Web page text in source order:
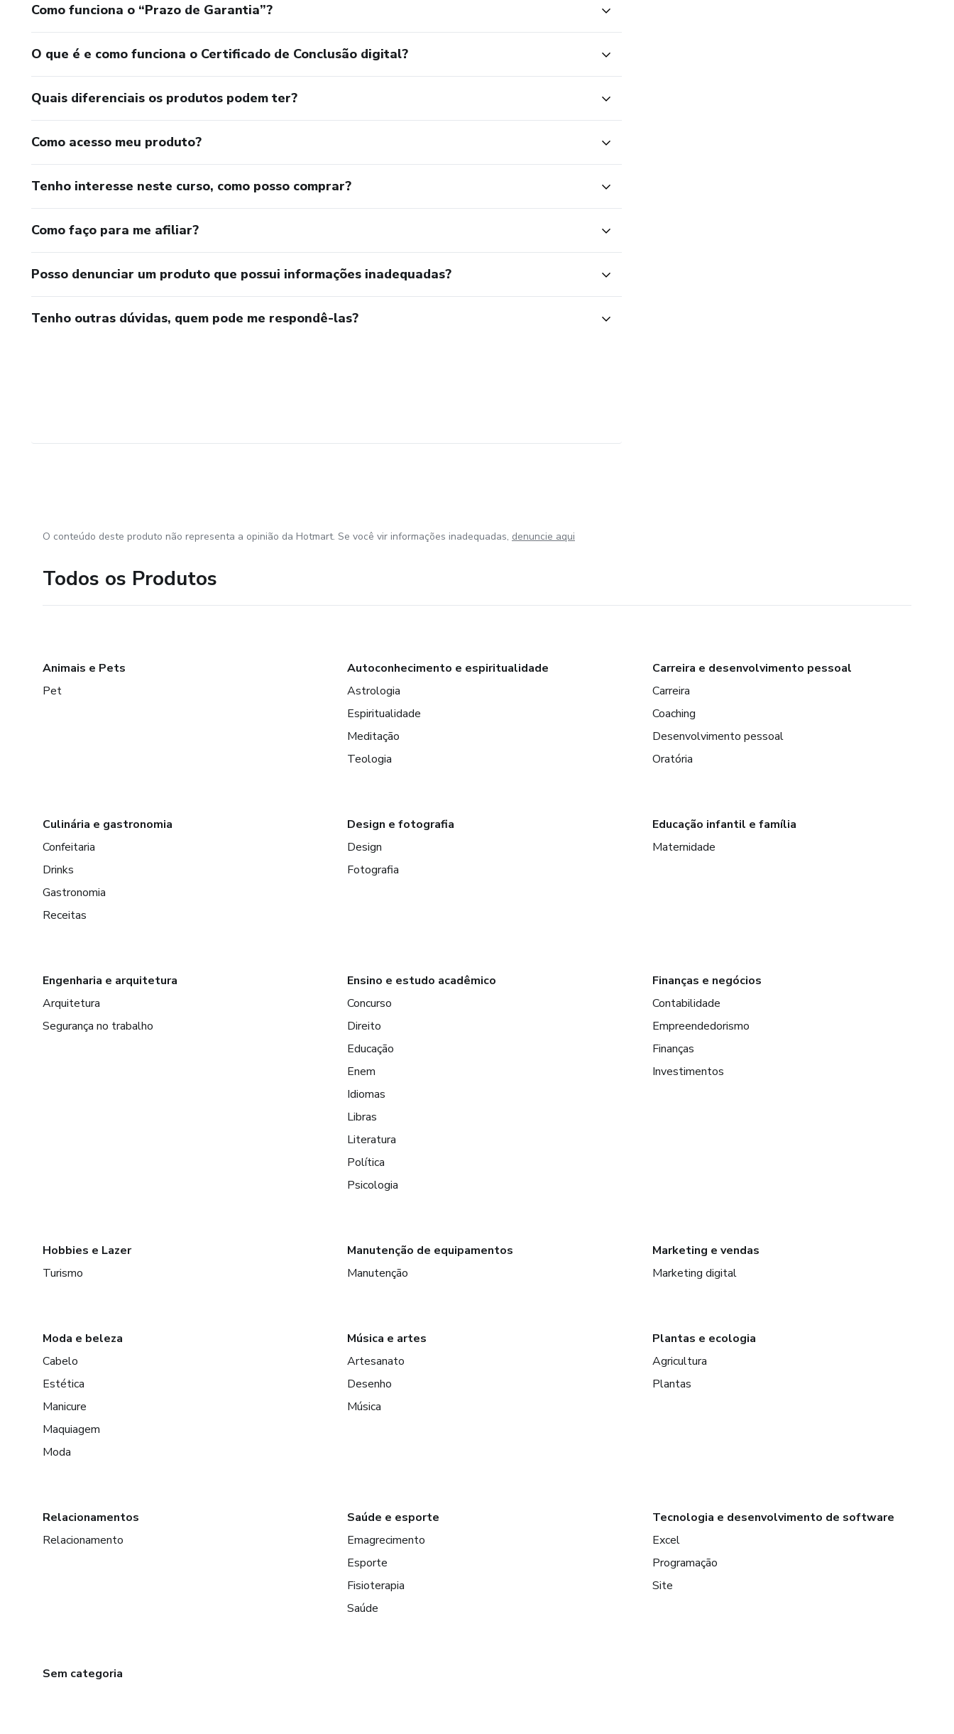
Como funciona o “Prazo de Garantia”?
O que é e como funciona o Certificado de Conclusão digital?
Quais diferenciais os produtos podem ter?
Como acesso meu produto?
Tenho interesse neste curso, como posso comprar?
Como faço para me afiliar?
Posso denunciar um produto que possui informações inadequadas?
Tenho outras dúvidas, quem pode me respondê-las?
O conteúdo deste produto não representa a opinião da Hotmart. Se você vir informações inadequadas, denuncie aqui
Todos os Produtos
Animais e Pets
Pet
Autoconhecimento e espiritualidade
Astrologia
Espiritualidade
Meditação
Teologia
Carreira e desenvolvimento pessoal
Carreira
Coaching
Desenvolvimento pessoal
Oratória
Culinária e gastronomia
Confeitaria
Drinks
Gastronomia
Receitas
Design e fotografia
Design
Fotografia
Educação infantil e família
Maternidade
Engenharia e arquitetura
Arquitetura
Segurança no trabalho
Ensino e estudo acadêmico
Concurso
Direito
Educação
Enem
Idiomas
Libras
Literatura
Política
Psicologia
Finanças e negócios
Contabilidade
Empreendedorismo
Finanças
Investimentos
Hobbies e Lazer
Turismo
Manutenção de equipamentos
Manutenção
Marketing e vendas
Marketing digital
Moda e beleza
Cabelo
Estética
Manicure
Maquiagem
Moda
Música e artes
Artesanato
Desenho
Música
Plantas e ecologia
Agricultura
Plantas
Relacionamentos
Relacionamento
Saúde e esporte
Emagrecimento
Esporte
Fisioterapia
Saúde
Tecnologia e desenvolvimento de software
Excel
Programação
Site
Sem categoria